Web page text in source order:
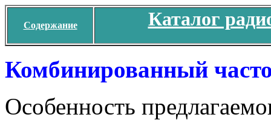
Содержание Каталог
Комбинированный
Особенность